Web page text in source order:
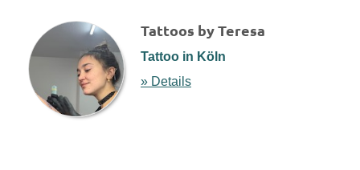
Tattoos by Teresa
Tattoo in Köln
» Details